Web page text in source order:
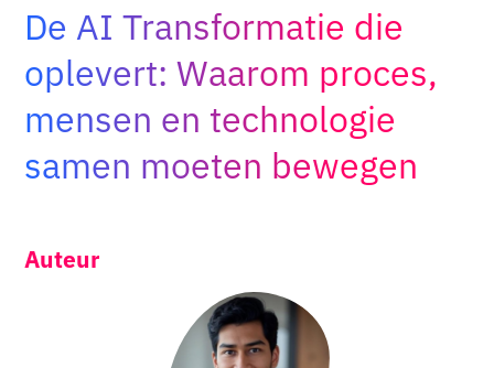
Adopt AI
Zoeken
naar:
NL
De AI Transformatie die
oplevert: Waarom proces,
mensen en technologie
samen moeten bewegen
Auteur